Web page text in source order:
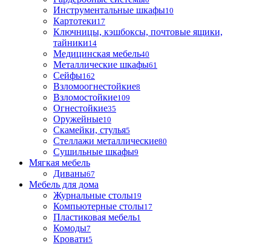
Инструментальные шкафы10
Картотеки17
Ключницы, кэшбоксы, почтовые ящики,
тайники14
Медицинская мебель40
Металлические шкафы61
Сейфы162
Взломоогнестойкие8
Взломостойкие109
Огнестойкие35
Оружейные10
Скамейки, стулья5
Стеллажи металлические80
Сушильные шкафы9
Мягкая мебель
Диваны67
Мебель для дома
Журнальные столы19
Компьютерные столы17
Пластиковая мебель1
Комоды7
Кровати5